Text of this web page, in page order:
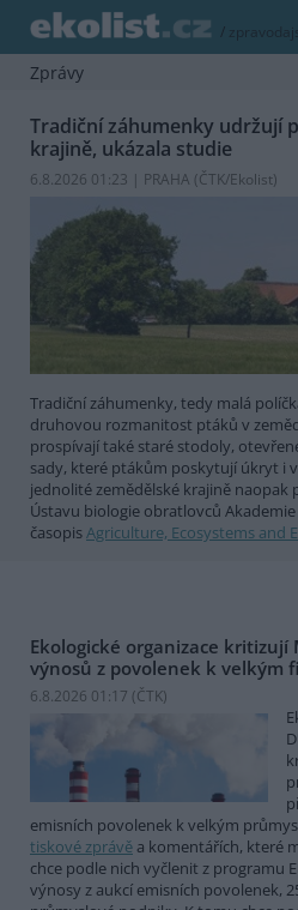
/
Zprávy
Tradiční záhumenky udržují
krajině, ukázala studie
6.8.2026 01:23 | PRAHA (ČTK/Ekolist)
Tradiční záhumenky, tedy malá
druhovou rozmanitost ptáků v
prospívají také staré stodoly,
sady, které ptákům poskytují úkryt i
jednolité zemědělské krajině naopak
Ústavu biologie obratlovců
časopisAgriculture, Ecosystems and
Ekologické organizace kritizují
výnosů z povolenek k velkým
6.8.2026 01:17 (ČTK)
emisních povolenek k velkým
tiskové zprávě a komentářích, které
chce podle nich vyčlenit z programu
výnosy z aukcí emisních povolenek,